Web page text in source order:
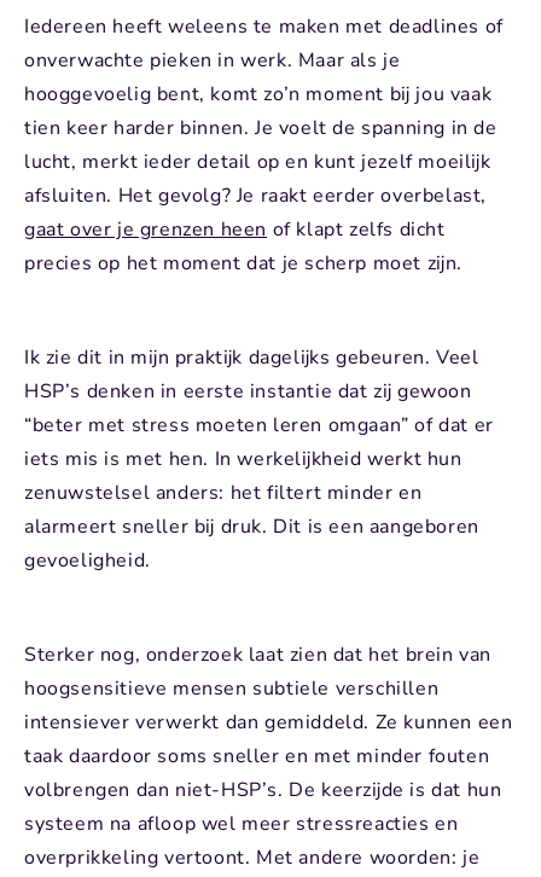
Iedereen heeft weleens te maken met deadlines of
onverwachte pieken in werk. Maar als je
hooggevoelig bent, komt zo’n moment bij jou vaak
tien keer harder binnen. Je voelt de spanning in de
lucht, merkt ieder detail op en kunt jezelf moeilijk
afsluiten. Het gevolg? Je raakt eerder overbelast,
gaat over je grenzen heen of klapt zelfs dicht
precies op het moment dat je scherp moet zijn.
Ik zie dit in mijn praktijk dagelijks gebeuren. Veel
HSP’s denken in eerste instantie dat zij gewoon
“beter met stress moeten leren omgaan” of dat er
iets mis is met hen. In werkelijkheid werkt hun
zenuwstelsel anders: het filtert minder en
alarmeert sneller bij druk. Dit is een aangeboren
gevoeligheid.
Sterker nog, onderzoek laat zien dat het brein van
hoogsensitieve mensen subtiele verschillen
intensiever verwerkt dan gemiddeld. Ze kunnen een
taak daardoor soms sneller en met minder fouten
volbrengen dan niet-HSP’s. De keerzijde is dat hun
systeem na afloop wel meer stressreacties en
overprikkeling vertoont. Met andere woorden: je